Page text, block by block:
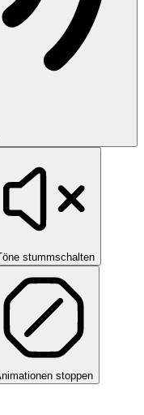
stummschalten
stoppen